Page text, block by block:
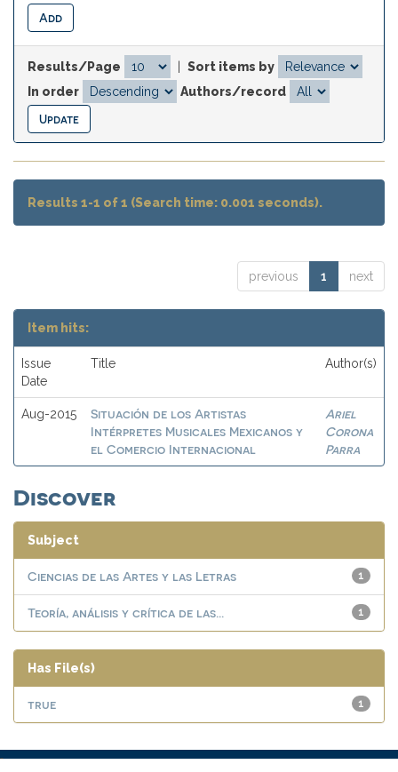
Results/Page
Sort items by
In order
Authors/record
Results 1-1 of 1 (Search time: 0.001 seconds).
previous 1 next
Item hits:
Issue
Date
Title Author(s)
Aug-2015
Situación de los Artistas
Intérpretes Musicales Mexicanos y
el Comercio Internacional
Ariel
Corona
Parra
Discover
Subject
1
Ciencias de las Artes y las Letras
1
Teoría, análisis y crítica de las...
Has File(s)
1
true